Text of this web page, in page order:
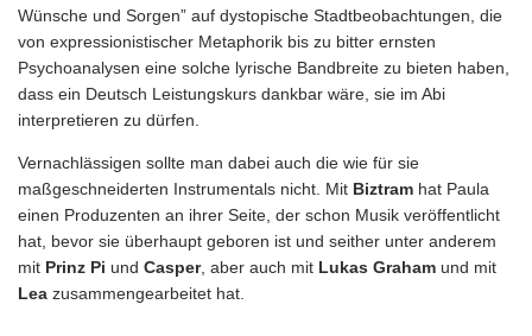
Wünsche und Sorgen” auf dystopische Stadtbeobachtungen, die
von expressionistischer Metaphorik bis zu bitter ernsten
Psychoanalysen eine solche lyrische Bandbreite zu bieten haben,
dass ein Deutsch Leistungskurs dankbar wäre, sie im Abi
interpretieren zu dürfen.
Vernachlässigen sollte man dabei auch die wie für sie
maßgeschneiderten Instrumentals nicht. Mit Biztram hat Paula
einen Produzenten an ihrer Seite, der schon Musik veröffentlicht
hat, bevor sie überhaupt geboren ist und seither unter anderem
mit Prinz Pi und Casper, aber auch mit Lukas Graham und mit
Lea zusammengearbeitet hat.